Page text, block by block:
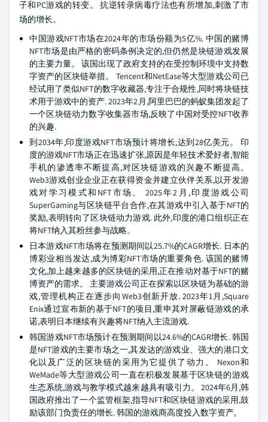
子和PC游戏的转变。 抗逆转录病毒疗法也有所增加,刺激了市
场的增长。
中国游戏NFT市场在2024年的市场份额为5亿%. 中国的赌博
NFT市场是由严格的密码条例决定的,但仍然是块链游戏发展
的主要力量。 该国出现了政府支持的在受控制环境中支持数
字资产的区块链举措。 Tencent和NetEase等大型游戏公司已
经试用了类似NFT的数字收藏器,专注于合规性,同时将块链技
术用于游戏中的资产. 2023年2月,阿里巴巴的蚂蚁集团发起了
一个区块链动力数字收集器市场,反映了中国对受控NFT收养
的兴趣.
到2034年,印度游戏NFT市场预计将增长,达到28亿美元。 印
度的游戏NFT市场正在迅速扩张,原因是年轻技术爱好者,智能
手机的渗透率不断提高,对区块链游戏的兴趣不断提高。
Web3游戏创业企业正在获得资金并建立伙伴关系,以开发游
戏对学习模式和NFT市场。 2025年2月,印度游戏公司
SuperGaming与区块链平台合作,在其游戏中引入基于NFT的
奖励,表明转向了区块链动力游戏. 此外,印度的港口组织正在
将NFT纳入其粉丝参与战略。
日本游戏NFT市场将在预测期间以25.7%的CAGR增长. 日本的
博彩业相当发达,成为博彩NFT市场的重要角色. 该国的赌博
文化,加上越来越多的区块链的采用,正在推动对基于NFT的赌
博资产的需求。 主要游戏公司正在探索以区块链为基础的游
戏,管理机构正在逐步向Web3创新开放. 2023年1月,Square
Enix通过宣布新的基于NFT的项目,重申其对屏蔽链游戏的承
诺,表明日本继续有兴趣将NFT纳入主流游戏.
韩国游戏NFT市场预计在预测期间以24.6%的CAGR增长. 韩国
是NFT游戏的主要市场之一,其发达的游戏业、强大的港口文
化以及广泛的区块链的采用为它提供了动力。 Nexon和
WeMade等大型游戏公司一直在积极发展基于区块链的游戏
生态系统,游戏与教学模式越来越具有吸引力。 2024年6月,韩
国政府推出了一个监管框架,指导NFT和区块链游戏的采用,鼓
励该部门负责任的增长. 韩国的游戏商高度投入数字资产,